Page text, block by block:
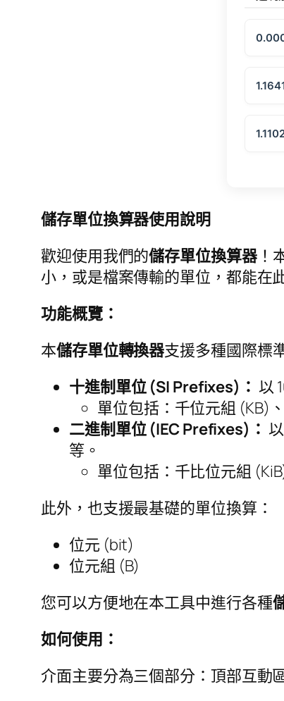
儲存單位換算器使用說明
歡迎使用我們的儲存單位換算器！
小，或是檔案傳輸的單位，都能在
功能概覽：
本儲存單位轉換器支援多種國際標
十進制單位 (SI Prefixes)： 以
單位包括：千位元組 (KB)
二進制單位 (IEC Prefixes)：
等。
單位包括：千比位元組
此外，也支援最基礎的單位換算：
位元 (bit)
位元組 (B)
您可以方便地在本工具中進行各種
如何使用：
介面主要分為三個部分：頂部互動